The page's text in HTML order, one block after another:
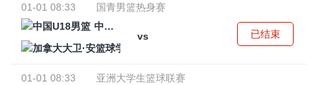
01-01 08:33
国青男篮热身赛
中国U18男篮
vs
已结束
01-01 08:33
亚洲大学生篮球联赛